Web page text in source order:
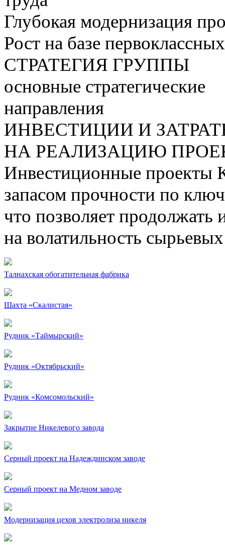
Глубокая модернизация
Рост на базе
СТРАТЕГИЯ ГРУППЫ
основные стратегические
направления
ИНВЕСТИЦИИ И
НА РЕАЛИЗАЦИЮ
Инвестиционные проекты
запасом прочности по
что позволяет продолжать
на волатильность
Талнахская обогатительная фабрика
Шахта «Скалистая»
Рудник «Таймырский»
Рудник «Октябрьский»
Рудник «Комсомольский»
Закрытие Никелевого завода
Серный проект на Надеждинском заводе
Серный проект на Медном заводе
Модернизация цехов электролиза никеля